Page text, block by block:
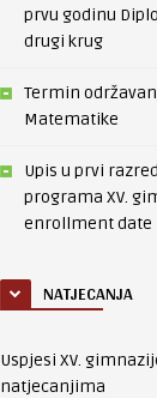
prvu godinu
drugi krug
Termin
Matematike
Upis u prvi
programa XV.
enrollment date
NATJECANJA
Uspjesi XV.
natjecanjima